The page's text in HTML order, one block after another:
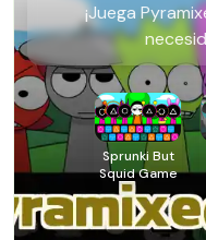
¡Juega
Sprunki But
Squid Game